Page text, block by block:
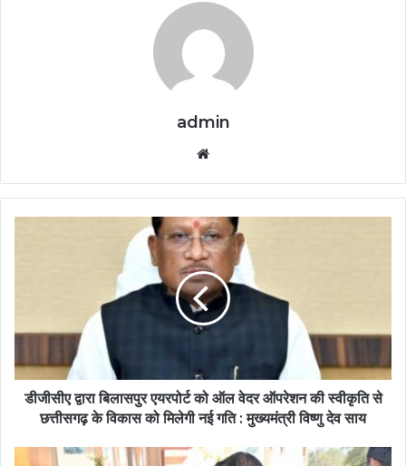
admin
डीजीसीए द्वारा बिलासपुर एयरपोर्ट को ऑल वेदर ऑपरेशन की स्वीकृति से
छत्तीसगढ़ के विकास को मिलेगी नई गति : मुख्यमंत्री विष्णु देव साय